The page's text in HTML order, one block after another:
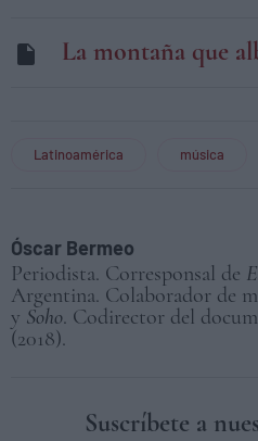
La montaña que
Latinoamérica música
Óscar Bermeo
Periodista. Corresponsal de
Argentina. Colaborador de
y Soho. Codirector del
(2018).
Suscríbete a